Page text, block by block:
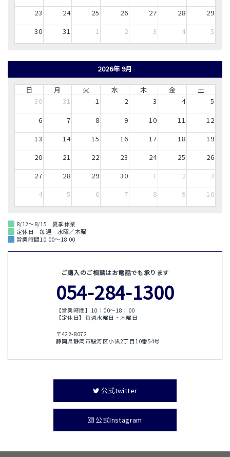
23
24 25 26 27 28
29
30
31 1 2 3 4 5
2026年 9月
日 月 火 水 木 金
土
30
31 1 2 3 4
5
6
7 8 9 10 11
12
13
14 15 16 17 18
19
20
21 22 23 24 25
26
27
28 29 30 1 2
3
4
5 6 7 8 9 10
8/12～8/15 夏季休業
定休日 毎週 水曜／木曜
営業時間10:00～18:00
ご購入のご相談はお電話でも承ります
054-284-1300
【営業時間】10：00〜18：00
【定休日】毎週水曜日・木曜日
〒422-8072
静岡県静岡市駿河区小黒2丁目10番54号
公式twitter
公式Instagram